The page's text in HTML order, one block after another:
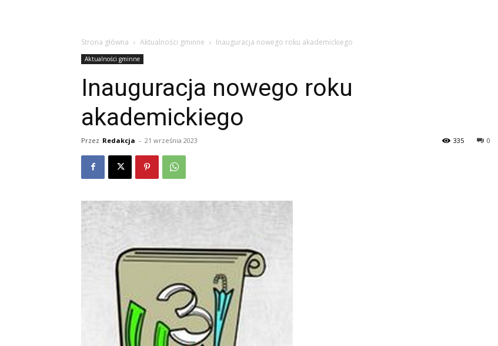
Strona główna Aktualności gminne Inauguracja nowego roku akademickiego
Aktualności gminne
Inauguracja nowego roku
akademickiego
Przez Redakcja - 21 września 2023 0
335